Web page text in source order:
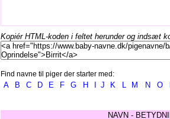
Kopiér HTML-koden i feltet herunder og indsæt
Find navne til piger der starter med:
A B C D E F G H J K L M N O
NAVN -